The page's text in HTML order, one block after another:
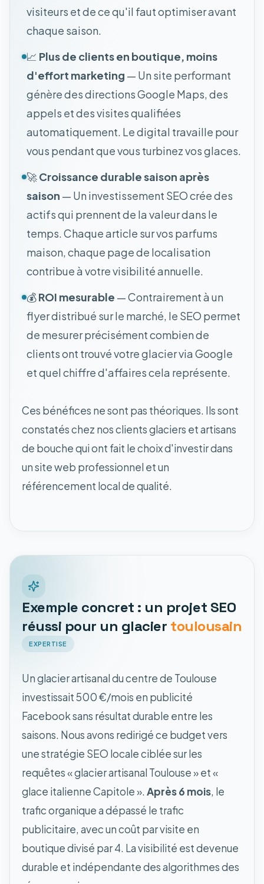
visiteurs et de ce qu'il faut optimiser avant
chaque saison.
📈 Plus de clients en boutique, moins
d'effort marketing — Un site performant
génère des directions Google Maps, des
appels et des visites qualifiées
automatiquement. Le digital travaille pour
vous pendant que vous turbinez vos glaces.
🚀Croissance durable saison après
saison — Un investissement SEO crée des
actifs qui prennent de la valeur dans le
temps. Chaque article sur vos parfums
maison, chaque page de localisation
contribue à votre visibilité annuelle.
💰ROI mesurable — Contrairement à un
flyer distribué sur le marché, le SEO permet
de mesurer précisément combien de
clients ont trouvé votre glacier via Google
et quel chiffre d'affaires cela représente.
Ces bénéfices ne sont pas théoriques. Ils sont
constatés chez nos clients glaciers et artisans
de bouche qui ont fait le choix d'investir dans
un site web professionnel et un
référencement local de qualité.
Exemple concret : un projet SEO
réussi pour un glacier toulousain
EXPERTISE
Un glacier artisanal du centre de Toulouse
investissait 500 €/mois en publicité
Facebook sans résultat durable entre les
saisons. Nous avons redirigé ce budget vers
une stratégie SEO locale ciblée sur les
requêtes « glacier artisanal Toulouse » et «
glace italienne Capitole ». Après 6 mois, le
trafic organique a dépassé le trafic
publicitaire, avec un coût par visite en
boutique divisé par 4. La visibilité est devenue
durable et indépendante des algorithmes des